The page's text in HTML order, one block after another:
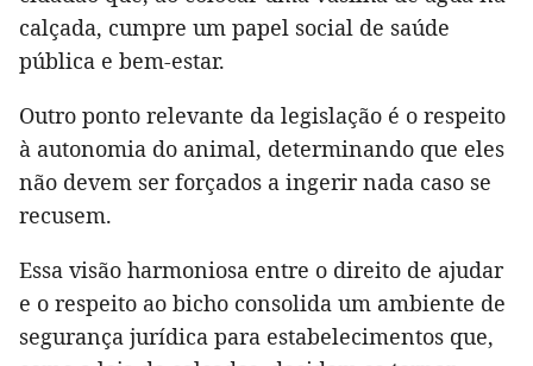
calçada, cumpre um papel social de saúde
pública e bem-estar.
Outro ponto relevante da legislação é o respeito
à autonomia do animal, determinando que eles
não devem ser forçados a ingerir nada caso se
recusem.
Essa visão harmoniosa entre o direito de ajudar
e o respeito ao bicho consolida um ambiente de
segurança jurídica para estabelecimentos que,